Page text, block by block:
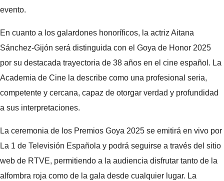
evento.
En cuanto a los galardones honoríficos, la actriz Aitana
Sánchez-Gijón será distinguida con el Goya de Honor 2025
por su destacada trayectoria de 38 años en el cine español. La
Academia de Cine la describe como una profesional seria,
competente y cercana, capaz de otorgar verdad y profundidad
a sus interpretaciones.
La ceremonia de los Premios Goya 2025 se emitirá en vivo por
La 1 de Televisión Española y podrá seguirse a través del sitio
web de RTVE, permitiendo a la audiencia disfrutar tanto de la
alfombra roja como de la gala desde cualquier lugar. La